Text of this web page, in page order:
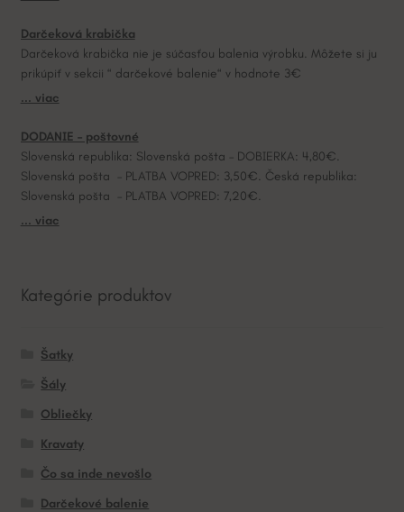
Darčeková krabička
Darčeková krabička nie je súčasťou balenia výrobku. Môžete si ju
prikúpiť v sekcii “ darčekové balenie“ v hodnote 3€
... viac
DODANIE – poštovné
Slovenská republika: Slovenská pošta – DOBIERKA: 4,80€.
Slovenská pošta – PLATBA VOPRED: 3,50€. Česká republika:
Slovenská pošta – PLATBA VOPRED: 7,20€.
... viac
Kategórie produktov
Šatky
Šály
Obliečky
Kravaty
Čo sa inde nevošlo
Darčekové balenie